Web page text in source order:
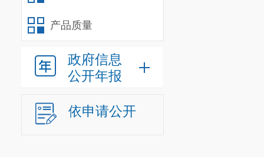
产品质量
政府信息
公开年报
依申请公开